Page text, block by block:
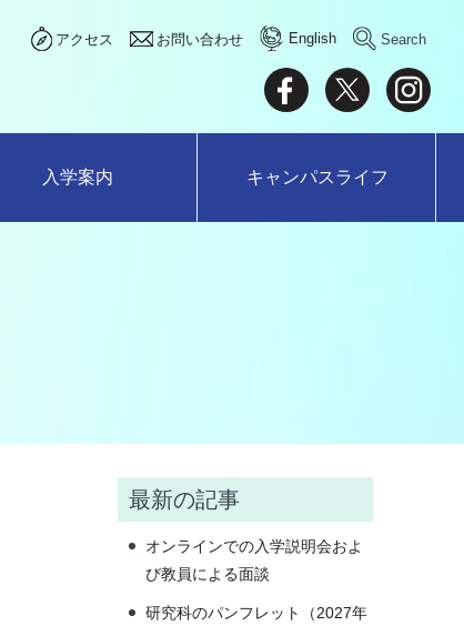
アクセス お問い合わせ English
入学案内 キャンパスライフ
最新の記事
オンラインでの入学説明会およ
び教員による面談
研究科のパンフレット（2027年